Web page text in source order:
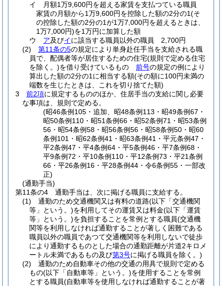
イ
月額1万9,600円を超える家賃を支払つている職員
家賃の月額から1万9,600円を控除した額の2分の1(そ
の控除した額の2分の1が1万7,000円を超えるときは、
1万7,000円)を1万円に加算した額
ウ
ア及びイに該当する職員以外の職員 2,700円
(2)
第11条の5の規定により単身赴任手当を支給される職
員で、配偶者等が居住するための住宅(規則で定める住宅
を除く。)を借り受けているもの 前号の規定の例により
算出した額の2分の1に相当する額(その額に100円未満の
端数を生じたときは、これを切り捨てた額)
3
前2項に規定するもののほか、住居手当の支給に関し必要
な事項は、規則で定める。
(昭46条例105・追加、昭48条例113・昭49条例67・
昭50条例110・昭51条例66・昭52条例71・昭53条例
56・昭54条例58・昭56条例56・昭58条例50・昭60
条例101・昭62条例41・昭63条例41・平元条例47・
平2条例47・平4条例64・平5条例46・平7条例68・
平9条例72・平10条例110・平12条例73・平21条例
66・平26条例16・平28条例44・令6条例55・一部改
正)
(通勤手当)
第11条の4
通勤手当は、次に掲げる職員に支給する。
(1)
通勤のため交通機関又は有料の道路(以下「交通機関
等」という。)を利用してその運賃又は料金(以下「運賃
等」という。)を負担することを常例とする職員(交通機
関等を利用しなければ通勤することが著しく困難である
職員以外の職員であつて交通機関等を利用しないで徒歩
により通勤するものとした場合の通勤距離が片道2キロメ
ートル未満であるもの及び第3号に掲げる職員を除く。)
(2)
通勤のため自動車その他の交通の用具で規則で定める
もの(以下「自動車等」という。)を使用することを常例
とする職員(自動車等を使用しなければ通勤することが著